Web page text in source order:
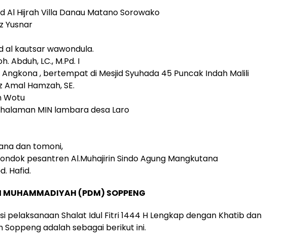
Al Hijrah Villa Danau Matano Sorowako
Yusnar
al kautsar wawondula.
Abduh, LC., M.Pd. I
Angkona , bertempat di Mesjid Syuhada 45 Puncak Indah Malili
Hamzah, SE.
Wotu
MIN lambara desa Laro
dan tomoni,
pesantren Al.Muhajirin Sindo Agung Mangkutana
Hafid.
MUHAMMADIYAH (PDM) SOPPENG
pelaksanaan Shalat Idul Fitri 1444 H Lengkap dengan Khatib dan
Soppeng adalah sebagai berikut ini.